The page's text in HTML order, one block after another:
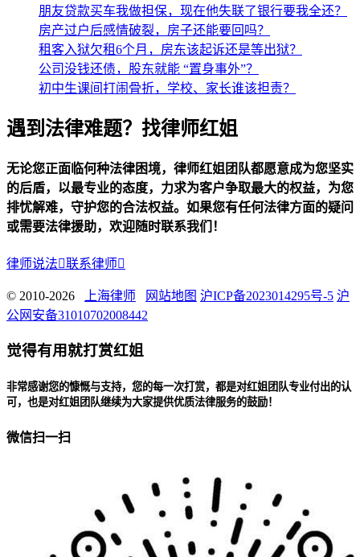
朋友贷款买车我做担保，现在他失联了银行要我全还？
房产过户后感情破裂，房子还能要回吗？
租客入狱欠租6个月，房东该起诉还是等出狱？
公司没钱还债，股东就能 “置身事外”？
初中生课间打闹骨折，学校、家长谁该担责？
遇到法律难题？找律师红姐
无论您正面临何种法律困境，律师红姐团队都愿意成为您坚实
的后盾，以最专业的态度，力求为客户争取最大的权益，为您
排忧解难，守护您的合法权益。如果您有任何法律方面的疑问
或需要法律援助，欢迎随时联系我们！
律师说法联系律师
© 2010-2026 上海律师 网站地图 沪ICP备2023014295号-5 沪
公网安备31010702008442
觉得有用就打赏红姐
非常感谢您的慷慨与支持，您的每一次打赏，都是对红姐团队专业付出的认
可，也是对红姐团队继续为大家提供优质法律服务的鼓励！
微信扫一扫